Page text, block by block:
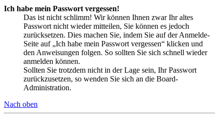
Ich habe mein Passwort vergessen!
Das ist nicht schlimm! Wir können Ihnen zwar Ihr altes
Passwort nicht wieder mitteilen, Sie können es jedoch
zurücksetzen. Dies machen Sie, indem Sie auf der Anmelde-
Seite auf „Ich habe mein Passwort vergessen“ klicken und
den Anweisungen folgen. So sollten Sie sich schnell wieder
anmelden können.
Sollten Sie trotzdem nicht in der Lage sein, Ihr Passwort
zurückzusetzen, so wenden Sie sich an die Board-
Administration.
Nach oben